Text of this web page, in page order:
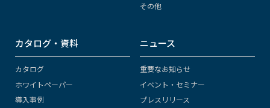
その他
カタログ・資料
カタログ
ホワイトペーパー
導入事例
ニュース
重要なお知らせ
イベント・セミナー
プレスリリース